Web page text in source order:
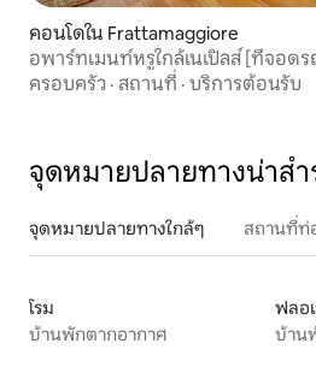
คอนโดใน Frattamaggiore
อพาร์ทเมนท์หรูใกล้เนเปิลส์ [ที่จอด
ครอบครัว · สถานที่ · บริการต้อนรับ
จุดหมายปลายทางน่าสำ
จุดหมายปลายทางใกล้ๆ สถานที่ท่
โรม
บ้านพักตากอากาศ
ฟลอ
บ้าน